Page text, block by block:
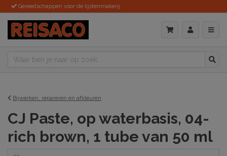
Gereedschappen voor de lijstenmakerij
Bijwerken, repareren en afkleuren
CJ Paste, op waterbasis, 04-
rich brown, 1 tube van 50 ml